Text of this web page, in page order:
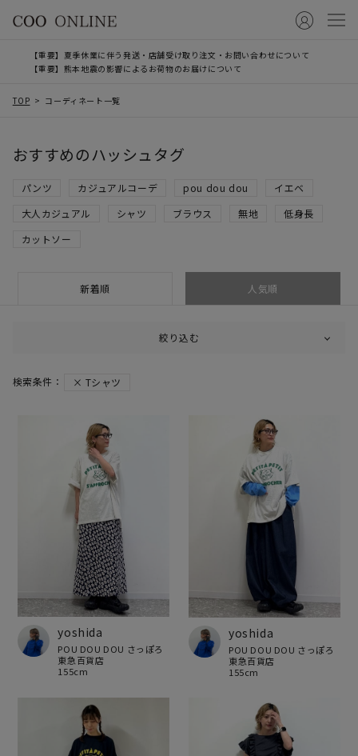
【重要】夏季休業に伴う発送・店舗受け取り注文・お問い合わせについて
【重要】熊本地震の影響によるお荷物のお届けについて
TOP コーディネート一覧
おすすめのハッシュタグ
パンツ カジュアルコーデ pou dou dou
イエベ
大人カジュアル
シャツ ブラウス 無地
低身長
カットソー
新着順 人気順
絞り込む
Tシャツ
yoshida
POU DOU DOU さっぽろ
東急百貨店
155cm
yoshida
POU DOU DOU さっぽろ
東急百貨店
155cm